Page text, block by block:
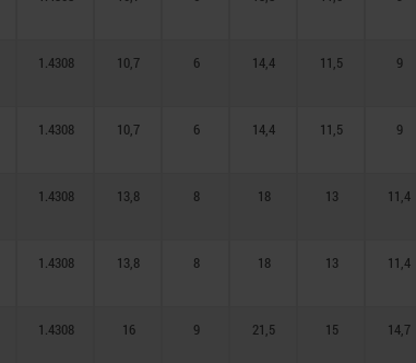
1.4308 10,7 6 14,4 11,5 9
1.4308 10,7 6 14,4 11,5 9
1.4308 13,8 8 18 13 11,4
1.4308 13,8 8 18 13 11,4
1.4308 16 9 21,5 15 14,7